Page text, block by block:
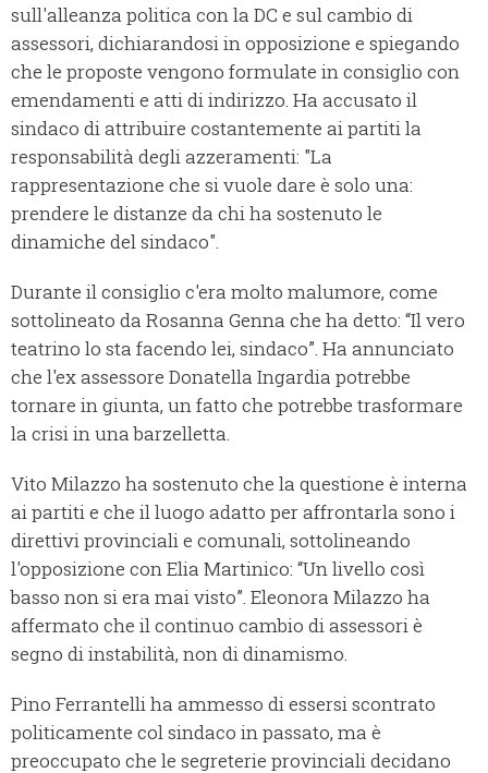
sull'alleanza politica con la DC e sul cambio di
assessori, dichiarandosi in opposizione e spiegando
che le proposte vengono formulate in consiglio con
emendamenti e atti di indirizzo. Ha accusato il
sindaco di attribuire costantemente ai partiti la
responsabilità degli azzeramenti: "La
rappresentazione che si vuole dare è solo una:
prendere le distanze da chi ha sostenuto le
dinamiche del sindaco".
Durante il consiglio c'era molto malumore, come
sottolineato da Rosanna Genna che ha detto: “Il vero
teatrino lo sta facendo lei, sindaco”. Ha annunciato
che l'ex assessore Donatella Ingardia potrebbe
tornare in giunta, un fatto che potrebbe trasformare
la crisi in una barzelletta.
Vito Milazzo ha sostenuto che la questione è interna
ai partiti e che il luogo adatto per affrontarla sono i
direttivi provinciali e comunali, sottolineando
l'opposizione con Elia Martinico: “Un livello così
basso non si era mai visto”. Eleonora Milazzo ha
affermato che il continuo cambio di assessori è
segno di instabilità, non di dinamismo.
Pino Ferrantelli ha ammesso di essersi scontrato
politicamente col sindaco in passato, ma è
preoccupato che le segreterie provinciali decidano